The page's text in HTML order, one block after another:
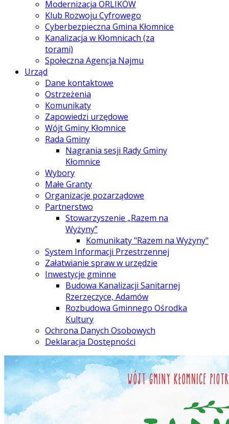
Modernizacja ORLIKÓW
Klub Rozwoju Cyfrowego
Cyberbezpieczna Gmina Kłomnice
Kanalizacja w Kłomnicach (za
torami)
Społeczna Agencja Najmu
Urząd
Dane kontaktowe
Ostrzeżenia
Komunikaty
Zapowiedzi urzędowe
Wójt Gminy Kłomnice
Rada Gminy
Nagrania sesji Rady Gminy
Kłomnice
Wybory
Małe Granty
Organizacje pozarządowe
Partnerstwo
Stowarzyszenie „Razem na
Wyżyny”
Komunikaty "Razem na Wyżyny"
System Informacji Przestrzennej
Załatwianie spraw w urzędzie
Inwestycje gminne
Budowa Kanalizacji Sanitarnej
Rzerzęczyce, Adamów
Rozbudowa Gminnego Ośrodka
Kultury
Ochrona Danych Osobowych
Deklaracja Dostępności